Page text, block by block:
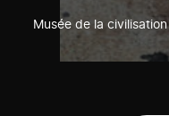
Musée de la civilisation